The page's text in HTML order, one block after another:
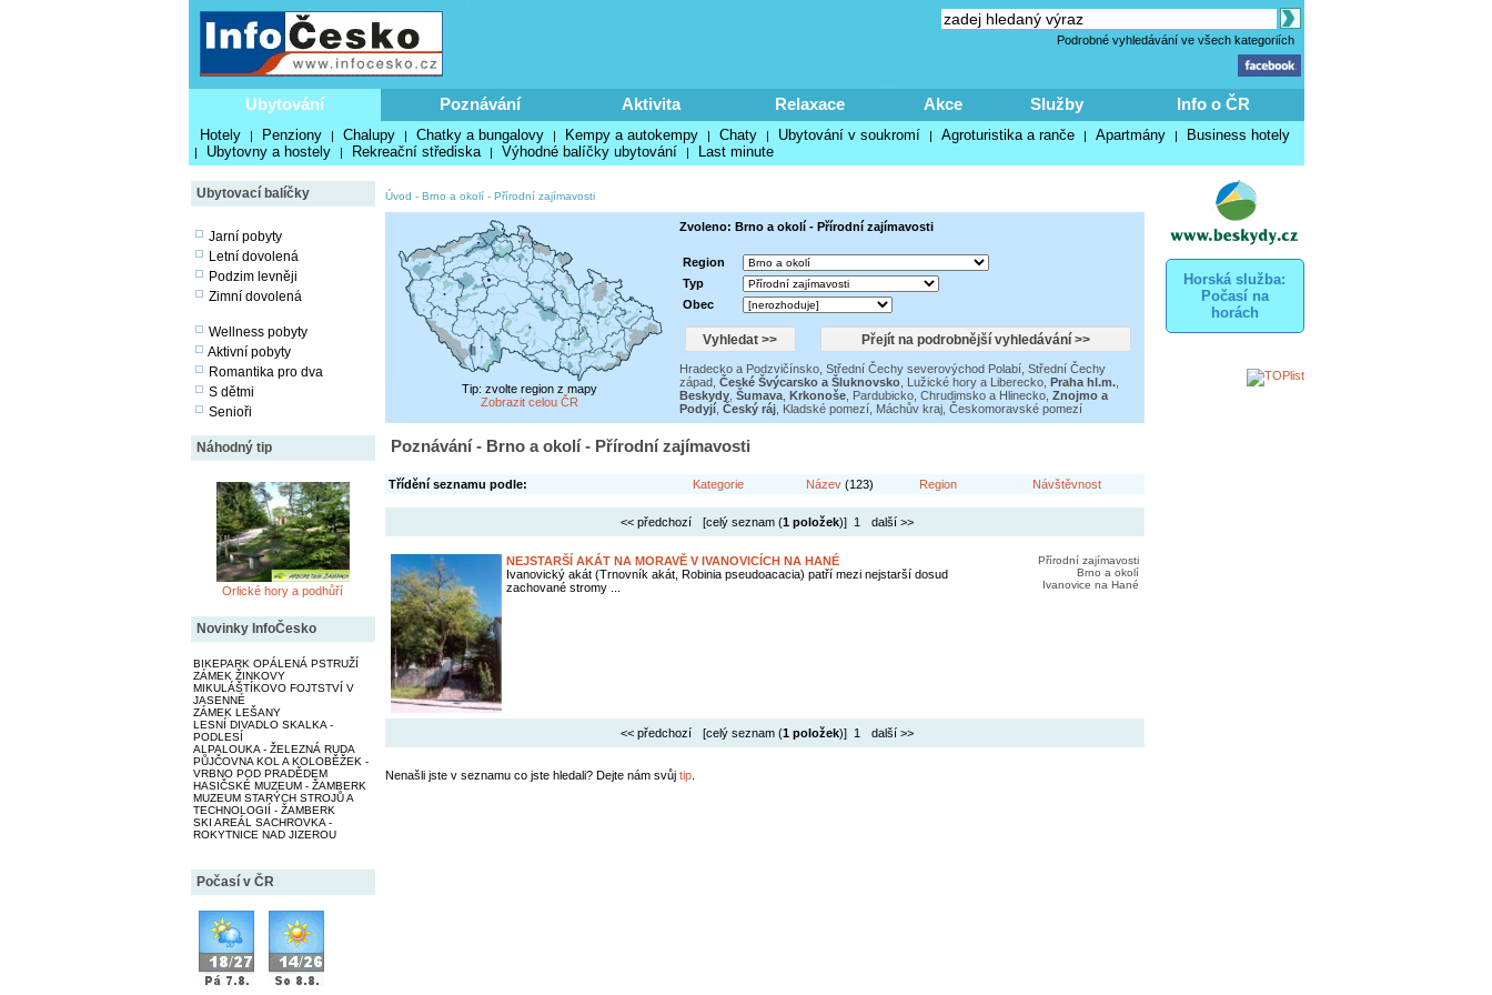
Podrobné vyhledávání ve všech kategoriích
Ubytování Poznávání Aktivita Relaxace Akce Služby Info o ČR
Hotely | Penziony | Chalupy | Chatky a bungalovy | Kempy a autokempy | Chaty | Ubytování v soukromí | Agroturistika a ranče | Apartmány | Business hotely
| Ubytovny a hostely | Rekreační střediska | Výhodné balíčky ubytování | Last minute
Ubytovací balíčky
Jarní pobyty
Letní dovolená
Podzim levněji
Zimní dovolená
Wellness pobyty
Aktivní pobyty
Romantika pro dva
S dětmi
Senioři
Náhodný tip
Orlické hory a podhůří
Novinky InfoČesko
BIKEPARK OPÁLENÁ PSTRUŽÍ
ZÁMEK ŽINKOVY
MIKULÁŠTÍKOVO FOJTSTVÍ V
JASENNÉ
ZÁMEK LEŠANY
LESNÍ DIVADLO SKALKA -
PODLESÍ
ALPALOUKA - ŽELEZNÁ RUDA
PŮJČOVNA KOL A KOLOBĚŽEK -
VRBNO POD PRADĚDEM
HASIČSKÉ MUZEUM - ŽAMBERK
MUZEUM STARÝCH STROJŮ A
TECHNOLOGIÍ - ŽAMBERK
SKI AREÁL SACHROVKA -
ROKYTNICE NAD JIZEROU
Počasí v ČR
Horská služba:
Počasí na
horách
Úvod - Brno a okolí- Přírodní zajímavosti
Tip: zvolte region z mapy
Zobrazit celou ČR
Zvoleno: Brno a okolí - Přírodní zajímavosti
Region
Typ
Obec
Hradecko a Podzvičínsko, Střední Čechy severovýchod Polabí, Střední Čechy
západ, České Švýcarsko a Šluknovsko, Lužické hory a Liberecko, Praha hl.m.,
Beskydy, Šumava, Krkonoše, Pardubicko, Chrudimsko a Hlinecko, Znojmo a
Podyjí, Český ráj, Kladské pomezí, Máchův kraj, Českomoravské pomezí
Poznávání - Brno a okolí - Přírodní zajímavosti
Třídění seznamu podle: Kategorie Název(123) Region Návštěvnost
<< předchozí [celý seznam (1 položek)] 1 další >>
NEJSTARŠÍ AKÁT NA MORAVĚ V IVANOVICÍCH NA HANÉ
Ivanovický akát (Trnovník akát, Robinia pseudoacacia) patří mezi nejstarší dosud
zachované stromy ...
Přírodní zajímavosti
Brno a okolí
Ivanovice na Hané
<< předchozí [celý seznam (1 položek)] 1 další >>
Nenašli jste v seznamu co jste hledali? Dejte nám svůj tip.